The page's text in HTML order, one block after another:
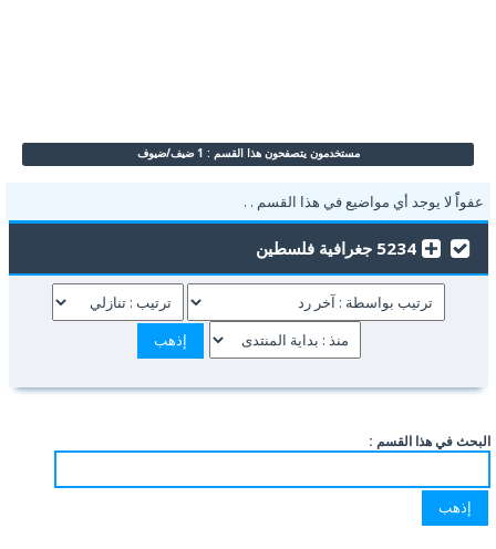
مستخدمون يتصفحون هذا القسم : 1 ضيف/ضيوف
عفواًً لا يوجد أي مواضيع في هذا القسم . .
5234 جغرافية فلسطين
البحث في هذا القسم :